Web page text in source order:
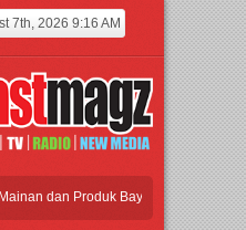
7th, 2026 9:16 AM
Produk Bayi dari Seluruh Dunia,